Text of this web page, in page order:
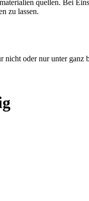
quellen. Bei
zu lassen.
oder nur unter